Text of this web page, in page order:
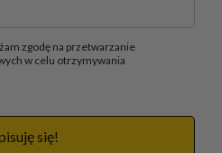
zgodę na przetwarzanie
w celu otrzymywania
się!